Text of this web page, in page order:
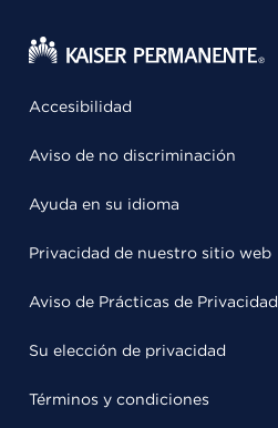
Accesibilidad
Aviso de no discriminación
Ayuda en su idioma
Privacidad de nuestro sitio web
Aviso de Prácticas de Privacidad
Su elección de privacidad
Términos y condiciones